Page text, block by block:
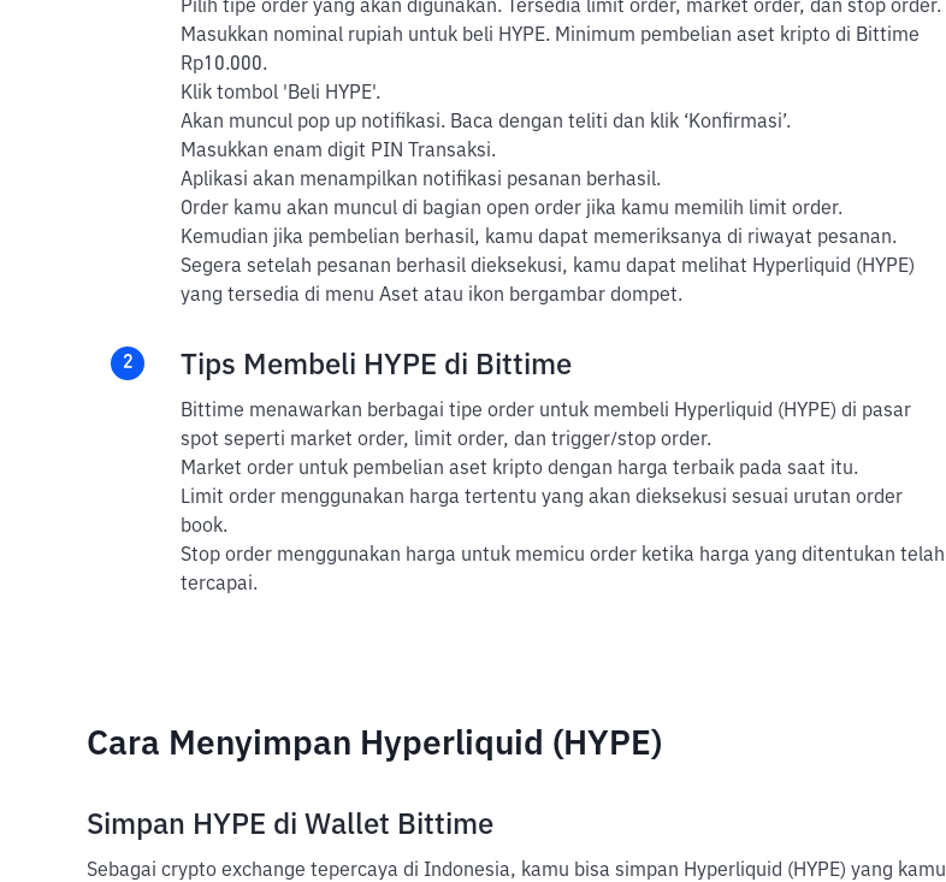
Pilih tipe order yang akan digunakan. Tersedia limit order, market order, dan stop order.
Masukkan nominal rupiah untuk beli HYPE. Minimum pembelian aset kripto di Bittime
Rp10.000.
Klik tombol 'Beli HYPE'.
Akan muncul pop up notifikasi. Baca dengan teliti dan klik ‘Konfirmasi’.
Masukkan enam digit PIN Transaksi.
Aplikasi akan menampilkan notifikasi pesanan berhasil.
Order kamu akan muncul di bagian open order jika kamu memilih limit order.
Kemudian jika pembelian berhasil, kamu dapat memeriksanya di riwayat pesanan.
Segera setelah pesanan berhasil dieksekusi, kamu dapat melihat Hyperliquid (HYPE)
yang tersedia di menu Aset atau ikon bergambar dompet.
2 Tips Membeli HYPE di Bittime
Bittime menawarkan berbagai tipe order untuk membeli Hyperliquid (HYPE) di pasar
spot seperti market order, limit order, dan trigger/stop order.
Market order untuk pembelian aset kripto dengan harga terbaik pada saat itu.
Limit order menggunakan harga tertentu yang akan dieksekusi sesuai urutan order
book.
Stop order menggunakan harga untuk memicu order ketika harga yang ditentukan telah
tercapai.
Cara Menyimpan Hyperliquid (HYPE)
Simpan HYPE di Wallet Bittime
Sebagai crypto exchange tepercaya di Indonesia, kamu bisa simpan Hyperliquid (HYPE) yang kamu